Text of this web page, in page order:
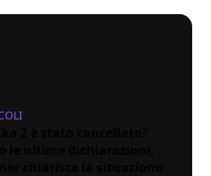
2 è stato cancellato?
le ultime dichiarazioni,